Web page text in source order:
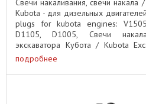
Свечи накаливания, свечи
Kubota - для дизельных
plugs for kubota engines:
D1105, D1005, Свечи
экскаватора Кубота / Kubota
K008, K0083KTCKCL, ...
подробнее